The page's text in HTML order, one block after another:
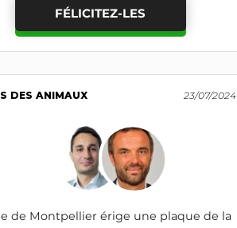
FÉLICITEZ-LES
DES ANIMAUX 23/07/2024
de Montpellier érige une plaque de la